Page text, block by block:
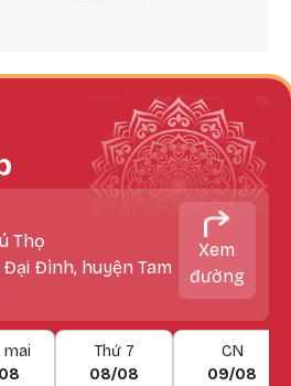
Thọ
Đại Đình, huyện Tam
Xem
đường
mai
Thứ 7
08/08
CN
09/08